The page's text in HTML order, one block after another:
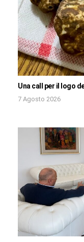
Una call per il logo
7 Agosto 2026